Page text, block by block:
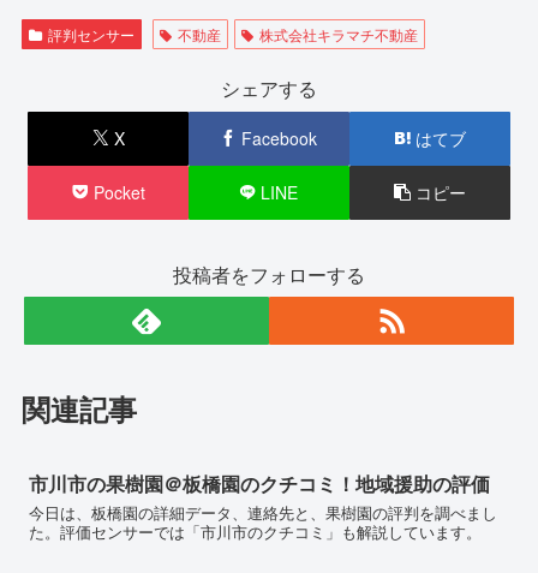
評判センサー 不動産 株式会社キラマチ不動産
シェアする
X Facebook はてブ
Pocket LINE コピー
投稿者をフォローする
関連記事
市川市の果樹園＠板橋園のクチコミ！地域援助の評価
今日は、板橋園の詳細データ、連絡先と、果樹園の評判を調べまし
た。評価センサーでは「市川市のクチコミ」も解説しています。